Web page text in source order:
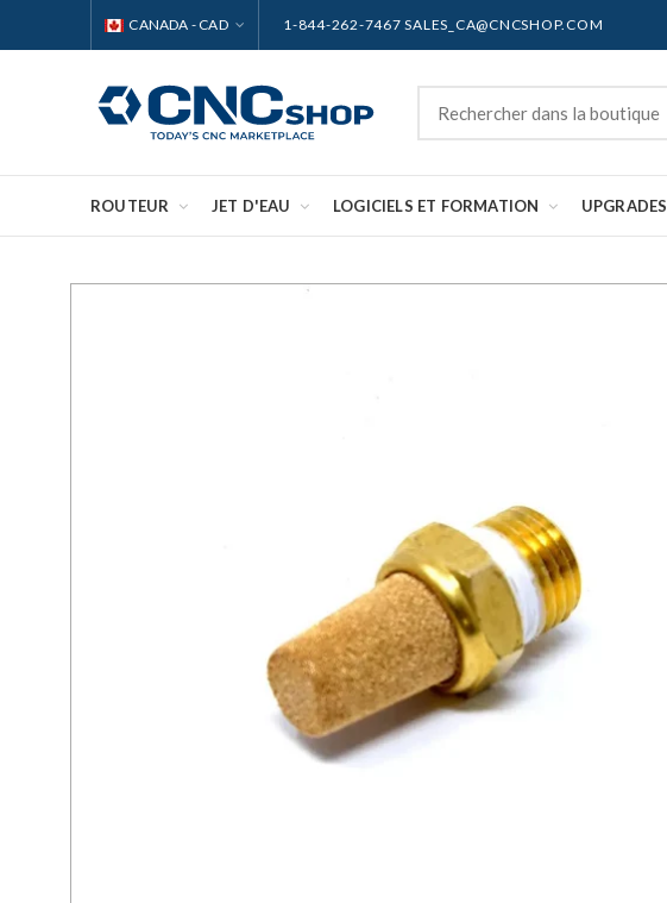
CANADA - CAD 1-844-262-7467 SALES_CA@CNCSHOP.COM
ROUTEUR JET D'EAU LOGICIELS ET FORMATION UPGRADES